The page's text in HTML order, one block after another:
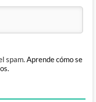
spam.Aprende cómo se